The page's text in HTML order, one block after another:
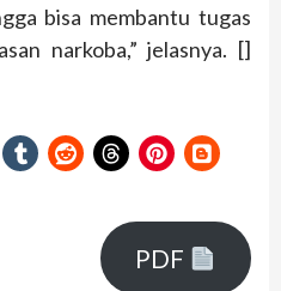
bisa membantu tugas
narkoba,” jelasnya. []
PDF